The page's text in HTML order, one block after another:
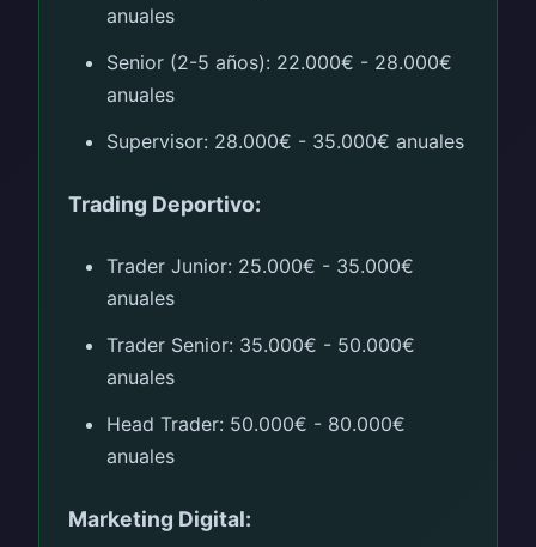
anuales
Senior (2-5 años): 22.000€ - 28.000€
anuales
Supervisor: 28.000€ - 35.000€ anuales
Trading Deportivo:
Trader Junior: 25.000€ - 35.000€
anuales
Trader Senior: 35.000€ - 50.000€
anuales
Head Trader: 50.000€ - 80.000€
anuales
Marketing Digital: